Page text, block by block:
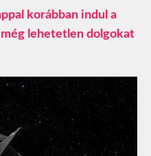
korábban indul a
még lehetetlen dolgokat